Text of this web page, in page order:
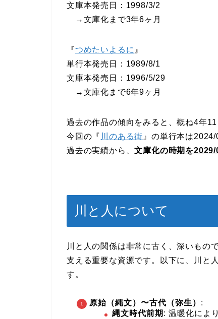
文庫本発売日：1998/3/2
→文庫化まで3年6ヶ月
『つめたいよるに 』
単行本発売日：1989/8/1
文庫本発売日：1996/5/29
→文庫化まで6年9ヶ月
過去の作品の傾向をみると、概ね4年
今回の『 川のある街 』の単行本は
過去の実績から、文庫化の時期を2029/
川と人について
川と人の関係は非常に古く、深いもの
支える重要な資源です。以下に、川と
す。
原始（縄文）〜古代（弥生） :
縄文時代前期 : 温暖化によ